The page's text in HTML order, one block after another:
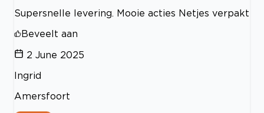
Supersnelle levering. Mooie acties Netjes verpakt
Beveelt aan
2 June 2025
Ingrid
Amersfoort